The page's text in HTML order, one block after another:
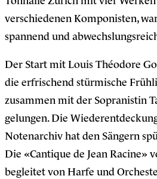
verschiedenen Komponisten,
spannend und
Der Start mit Louis Théodore
die erfrischend stürmische
zusammen mit der Sopranistin
gelungen. Die
Notenarchiv hat den Sängern
Die «Cantique de Jean Racine»
begleitet von Harfe und